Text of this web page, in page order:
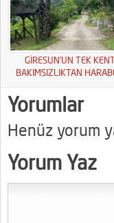
GİRESUN’UN TEK
BAKIMSIZLIKTAN
Yorumlar
Henüz yorum
Yorum Yaz